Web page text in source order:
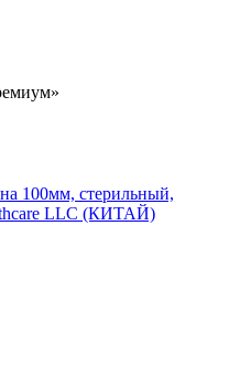
100мм, стерильный,
LLC (КИТАЙ)